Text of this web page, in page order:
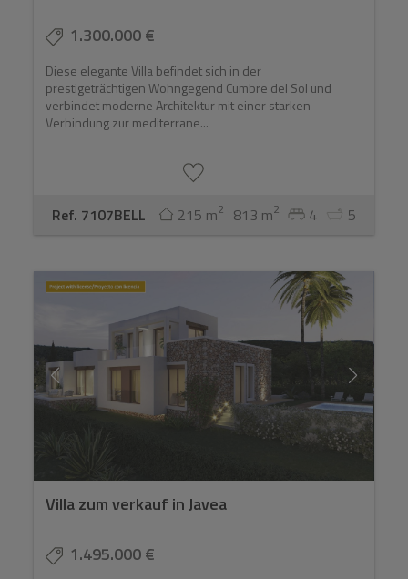
1.300.000 €
Diese elegante Villa befindet sich in der
prestigeträchtigen Wohngegend Cumbre del Sol und
verbindet moderne Architektur mit einer starken
Verbindung zur mediterrane...
Ref. 7107BELL 215 m2 813 m2 4 5
Villa zum verkauf in Javea
1.495.000 €